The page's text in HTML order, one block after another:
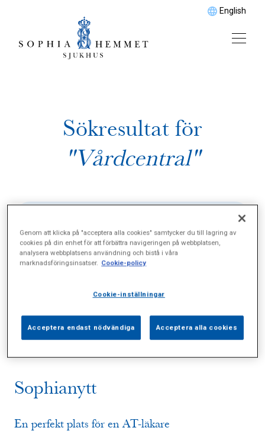
English
Sökresultat för
"Vårdcentral"
Vårdgivare (1) Specialister (0)
Sidor (2) Press (1) Sophianytt (9)
Sophianytt
En perfekt plats för en AT-läkare
Genom att klicka på "acceptera alla cookies" samtycker du till lagring av
cookies på din enhet för att förbättra navigeringen på webbplatsen,
analysera webbplatsens användning och bistå i våra
marknadsföringsinsatser. Cookie-policy
Cookie-inställningar
Acceptera endast nödvändiga Acceptera alla cookies